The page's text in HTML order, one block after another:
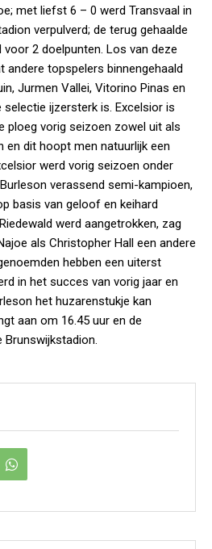
met liefst 6 – 0 werd Transvaal in
verpulverd; de terug gehaalde
2 doelpunten. Los van deze
andere topspelers binnengehaald
Jurmen Vallei, Vitorino Pinas en
ijzersterk is. Excelsior is
ploeg vorig seizoen zowel uit als
en dit hoopt men natuurlijk een
werd vorig seizoen onder
verassend semi-kampioen,
basis van geloof en keihard
werd aangetrokken, zag
als Christopher Hall een andere
hebben een uiterst
in het succes van vorig jaar en
het huzarenstukje kan
aan om 16.45 uur en de
Brunswijkstadion.